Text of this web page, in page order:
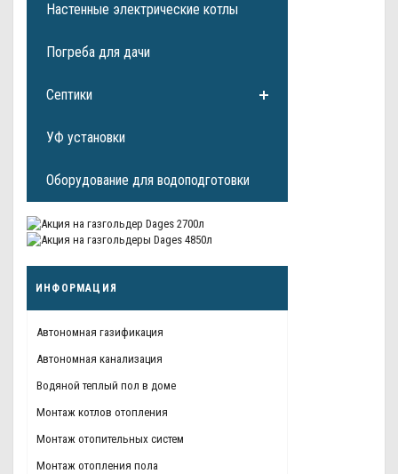
Настенные электрические котлы
Погреба для дачи
Септики
УФ установки
Оборудование для водоподготовки
ИНФОРМАЦИЯ
Автономная газификация
Автономная канализация
Водяной теплый пол в доме
Монтаж котлов отопления
Монтаж отопительных систем
Монтаж отопления пола